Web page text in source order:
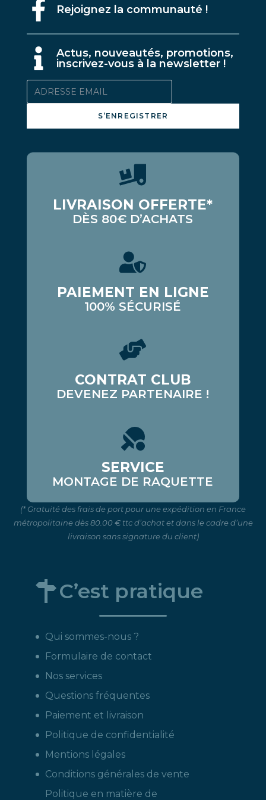
Rejoignez la communauté !
Actus, nouveautés, promotions,
inscrivez-vous à la newsletter !
S’ENREGISTRER
LIVRAISON OFFERTE*
DÈS 80€ D’ACHATS
PAIEMENT EN LIGNE
100% SÉCURISÉ
CONTRAT CLUB
DEVENEZ PARTENAIRE !
SERVICE
MONTAGE DE RAQUETTE
(* Gratuité des frais de port pour une expédition en France
métropolitaine dès 80.00 € ttc d’achat et dans le cadre d’une
livraison sans signature du client)
C’est pratique
Qui sommes-nous ?
Formulaire de contact
Nos services
Questions fréquentes
Paiement et livraison
Politique de confidentialité
Mentions légales
Conditions générales de vente
Politique en matière de